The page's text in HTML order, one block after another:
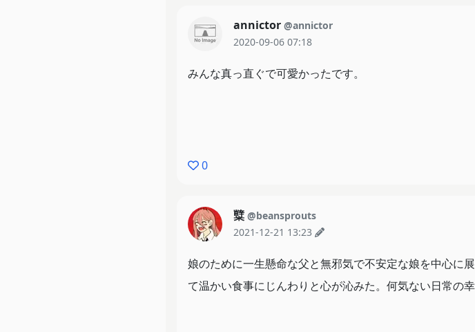
annictor @annictor
2020-09-06 07:18
みんな真っ直ぐで可愛かったです。
0
糱 @beansprouts
2021-12-21 13:23
娘のために一生懸命な父と無邪気で不安定な娘を中心に
て温かい食事にじんわりと心が沁みた。何気ない日常の